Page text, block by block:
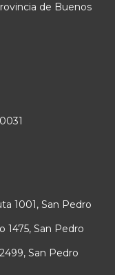
de Buenos
1001, San Pedro
1475, San Pedro
San Pedro